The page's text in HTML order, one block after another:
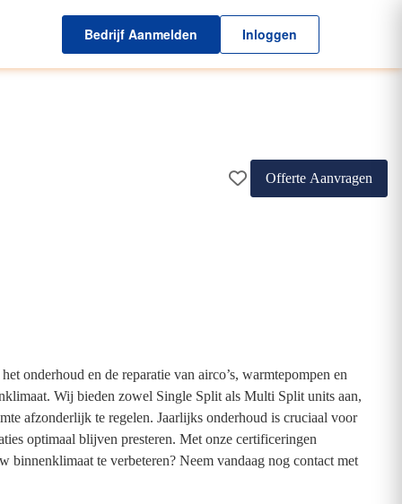
Bedrijf Aanmelden Inloggen
Offerte Aanvragen
onderhoud en de reparatie van airco’s, warmtepompen en
Wij bieden zowel Single Split als Multi Split units aan,
afzonderlijk te regelen. Jaarlijks onderhoud is cruciaal voor
optimaal blijven presteren. Met onze certificeringen
te verbeteren? Neem vandaag nog contact met